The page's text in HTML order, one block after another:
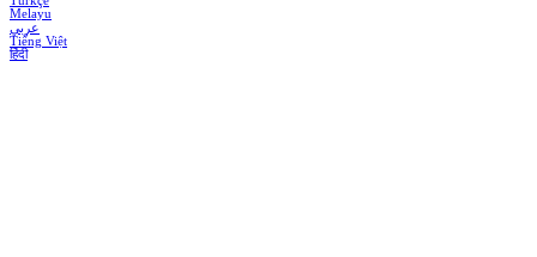
Melayu
عربي
Tiếng Việt
हिंदी